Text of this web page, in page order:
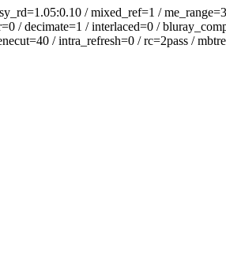
/ mixed_ref=1 /
/ decimate=1 / interlaced=0 /
/ intra_refresh=0 / rc=2pass /